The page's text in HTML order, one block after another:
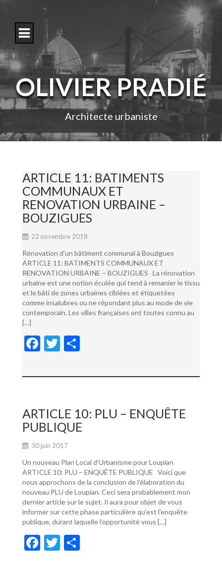
o
c
n
e
OLIVIER PRADIÉ
Architecte urbaniste
ARTICLE 11: BATIMENTS
COMMUNAUX ET
RENOVATION URBAINE –
BOUZIGUES
22 novembre 2018
Rénovation d’un bâtiment communal à Bouzigues
ARTICLE 11: BATIMENTS COMMUNAUX ET
RENOVATION URBAINE – BOUZIGUES La rénovation
urbaine est une notion éculée qui tend à remanier le tissu
et le bâti de zones urbaines ciblées et étiquetées
comme insalubres ou ne répondant plus au mode de vie
contemporain. Les villes françaises ont toutes connu au
[…]
F
e
o
o
k
T
itt ta
er
ARTICLE 10: PLU – ENQUÊTE
PUBLIQUE
30 juin 2017
Un nouveau Plan Local d’Urbanisme pour Loupian
ARTICLE 10: PLU – ENQUÊTE PUBLIQUE Voici que
nous approchons de la conclusion de l’élaboration du
nouveau PLU de Loupian. Ceci sera probablement mon
dernier article sur le sujet. Il aura pour objet de vous
informer sur cette phase particulière qu’est l’enquête
publique, durant laquelle l’opportunité vous […]
F
T